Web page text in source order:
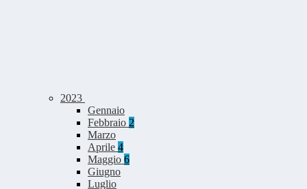
2023
Gennaio
Febbraio 2
Marzo
Aprile 4
Maggio 6
Giugno
Luglio